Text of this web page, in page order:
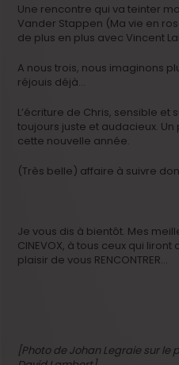
Une rencontre qui va teinter
Vander Stappen (Ma vie en
de plus en plus avec Vincent
A nous trois, nous imaginons
réjouis déjà…
L’écriture de Chris, sensible et
toujours juste et audacieux.
cette nouvelle année.
(Très belle) affaire à suivre
Je vous dis à bientôt. Mes
CINEVOX, à tous ceux qui
plaisir de vous RENCONTRER…
[Photo de Johan Legraie sur le